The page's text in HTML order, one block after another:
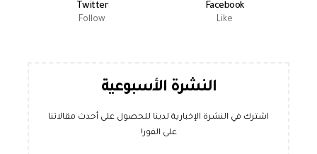
Facebook
Like
Twitter
Follow
النشرة الأسبوعية
اشترك في النشرة الإخبارية لدينا للحصول على أحدث مقالاتنا
على الفور!